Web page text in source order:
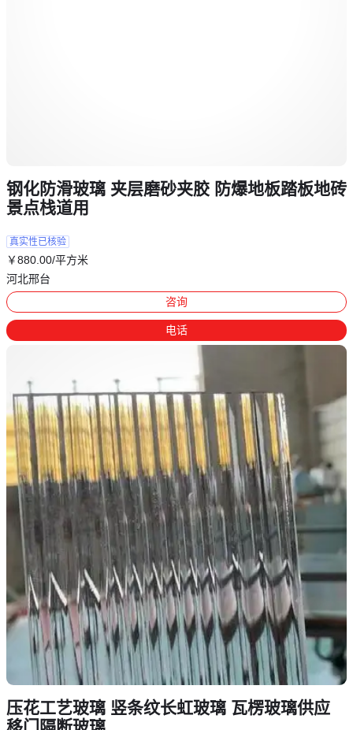
钢化防滑玻璃 夹层磨砂夹胶 防爆地板踏板地砖
景点栈道用
真实性已核验
￥880 .00/平方米
河北邢台
咨询
电话
压花工艺玻璃 竖条纹长虹玻璃 瓦楞玻璃供应